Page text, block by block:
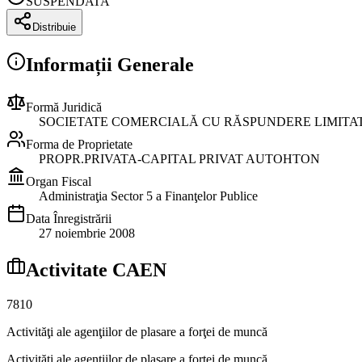
Distribuie
Informații Generale
Formă Juridică
SOCIETATE COMERCIALĂ CU RĂSPUNDERE
Forma de Proprietate
PROPR.PRIVATA-CAPITAL PRIVAT AUTOHTON
Organ Fiscal
Administraţia Sector 5 a Finanţelor Publice
Data Înregistrării
27 noiembrie 2008
Activitate CAEN
7810
Activităţi ale agenţiilor de plasare a forţei de muncă
Activităţi ale agenţiilor de plasare a forţei de muncă